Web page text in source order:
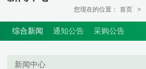
您现在的位置： 首页 >
综合新闻 通知公告 采购公告
新闻中心